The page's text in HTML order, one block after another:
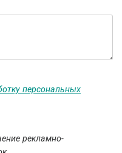
персональных
рекламно-